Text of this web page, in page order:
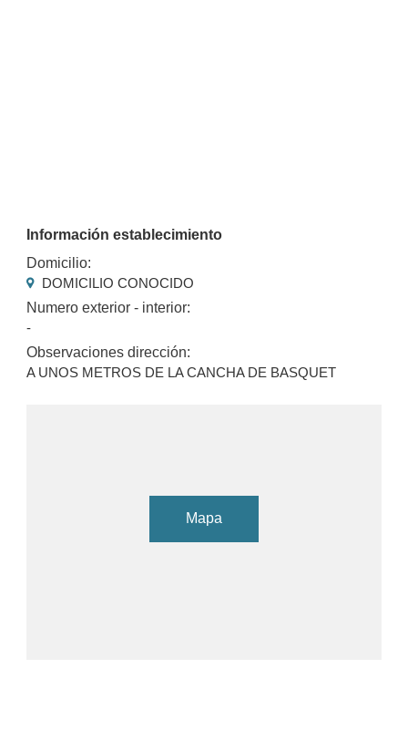
Información establecimiento
Domicilio:
DOMICILIO CONOCIDO
Numero exterior - interior:
-
Observaciones dirección:
A UNOS METROS DE LA CANCHA DE BASQUET
Mapa